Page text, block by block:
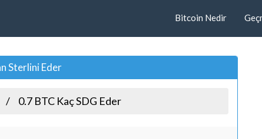
Bitcoin Nedir
Sterlini Eder
0.7 BTC Kaç SDG Eder